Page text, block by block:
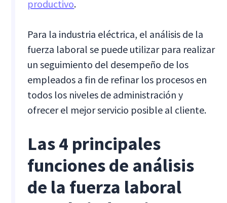
productivo.
Para la industria eléctrica, el análisis de la
fuerza laboral se puede utilizar para realizar
un seguimiento del desempeño de los
empleados a fin de refinar los procesos en
todos los niveles de administración y
ofrecer el mejor servicio posible al cliente.
Las 4 principales
funciones de análisis
de la fuerza laboral